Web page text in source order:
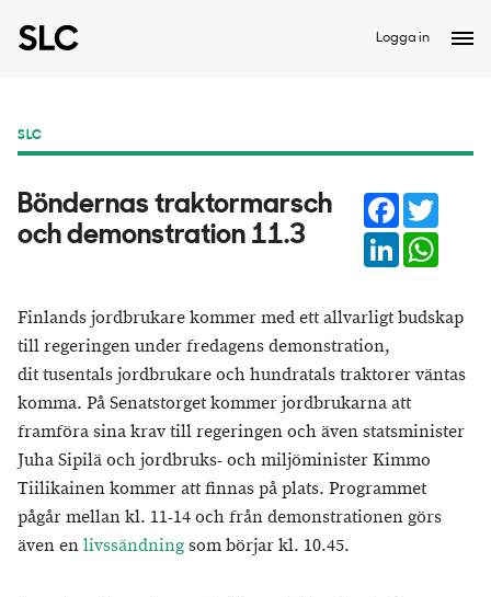
Logga in
SLC
Böndernas traktormarsch
och demonstration 11.3
Facebook
LinkedIn
Finlands jordbrukare kommer med ett allvarligt budskap
till regeringen under fredagens demonstration,
dit tusentals jordbrukare och hundratals traktorer väntas
komma. På Senatstorget kommer jordbrukarna att
framföra sina krav till regeringen och även statsminister
Juha Sipilä och jordbruks- och miljöminister Kimmo
Tiilikainen kommer att finnas på plats. Programmet
pågår mellan kl. 11-14 och från demonstrationen görs
även enlivssändningsom börjar kl. 10.45.